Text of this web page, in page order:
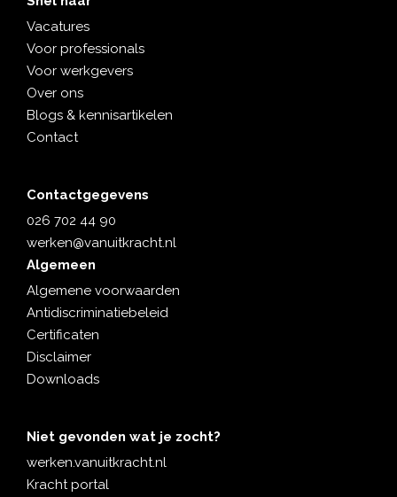
Vacatures
Voor professionals
Voor werkgevers
Over ons
Blogs & kennisartikelen
Contact
Contactgegevens
026 702 44 90
werken@vanuitkracht.nl
Algemeen
Algemene voorwaarden
Antidiscriminatiebeleid
Certificaten
Disclaimer
Downloads
Niet gevonden wat je zocht?
werken.vanuitkracht.nl
Kracht portal